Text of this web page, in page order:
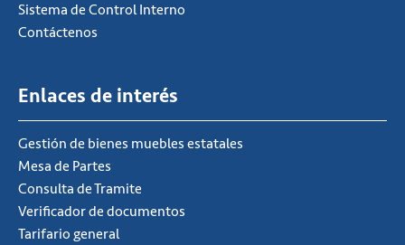
Sistema de Control Interno
Contáctenos
Enlaces de interés
Gestión de bienes muebles estatales
Mesa de Partes
Consulta de Tramite
Verificador de documentos
Tarifario general